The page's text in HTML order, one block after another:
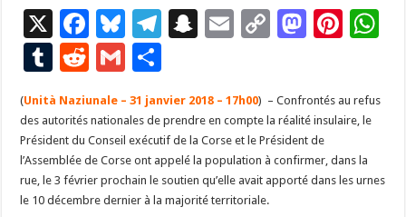
X
F
ac
e
b
o
o
k
Bl
u
es
ky
T
gr
a
m
S
p
c
h
at
E
l
C
y
Li
n
k
M
d
o
n
Pi
es
p
T
u
m
bl
r
R
d
di
t
G
m
ai
l
ar
ta
g
er
(Unità Naziunale – 31 janvier 2018 – 17h00) – Confrontés au refus
des autorités nationales de prendre en compte la réalité insulaire, le
Président du Conseil exécutif de la Corse et le Président de
l’Assemblée de Corse ont appelé la population à confirmer, dans la
rue, le 3 février prochain le soutien qu’elle avait apporté dans les urnes
le 10 décembre dernier à la majorité territoriale.